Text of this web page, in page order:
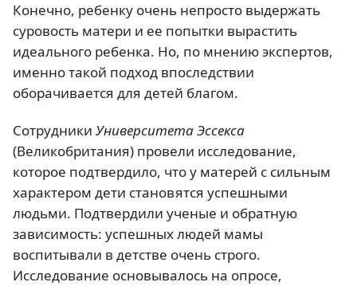
Конечно, ребенку очень непросто выдержать
суровость матери и ее попытки вырастить
идеального ребенка. Но, по мнению экспертов,
именно такой подход впоследствии
оборачивается для детей благом.
Сотрудники Университета Эссекса
(Великобритания) провели исследование,
которое подтвердило, что у матерей с сильным
характером дети становятся успешными
людьми. Подтвердили ученые и обратную
зависимость: успешных людей мамы
воспитывали в детстве очень строго.
Исследование основывалось на опросе,